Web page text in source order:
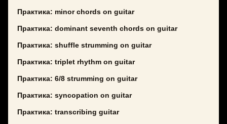
Практика: minor chords on guitar
Практика: dominant seventh chords on guitar
Практика: shuffle strumming on guitar
Практика: triplet rhythm on guitar
Практика: 6/8 strumming on guitar
Практика: syncopation on guitar
Практика: transcribing guitar